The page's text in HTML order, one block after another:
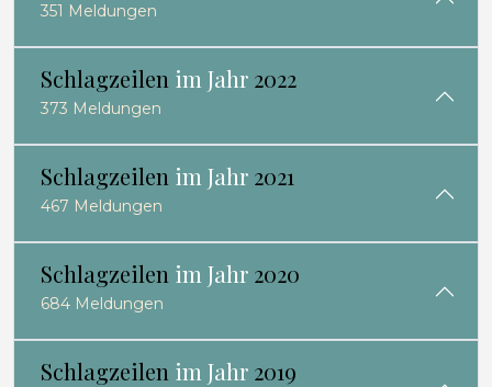
351 Meldungen
Schlagzeilen im Jahr 2022
373 Meldungen
Schlagzeilen im Jahr 2021
467 Meldungen
Schlagzeilen im Jahr 2020
684 Meldungen
Schlagzeilen im Jahr 2019